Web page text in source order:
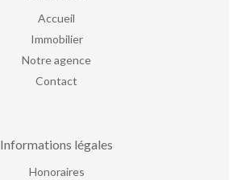
Accueil
Immobilier
Notre agence
Contact
Informations légales
Honoraires